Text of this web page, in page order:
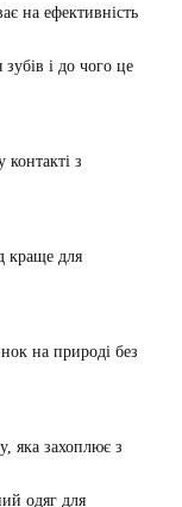
на ефективність
і до чого це
з
краще для
на природі без
яка захоплює з
одяг для